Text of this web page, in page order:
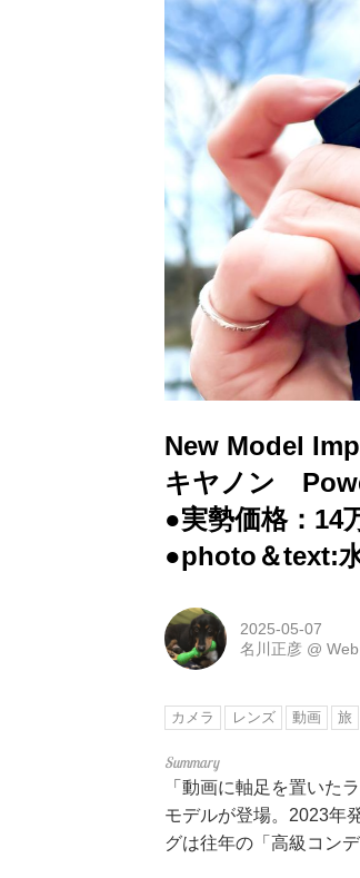
New Model
キヤノン
●実勢価格：14
●photo＆text:
2025-05-07
名川正彦 @
カメラ レンズ 動画 旅
「動画に軸足を置いた
モデルが登場。2023年
グは往年の「高級コン